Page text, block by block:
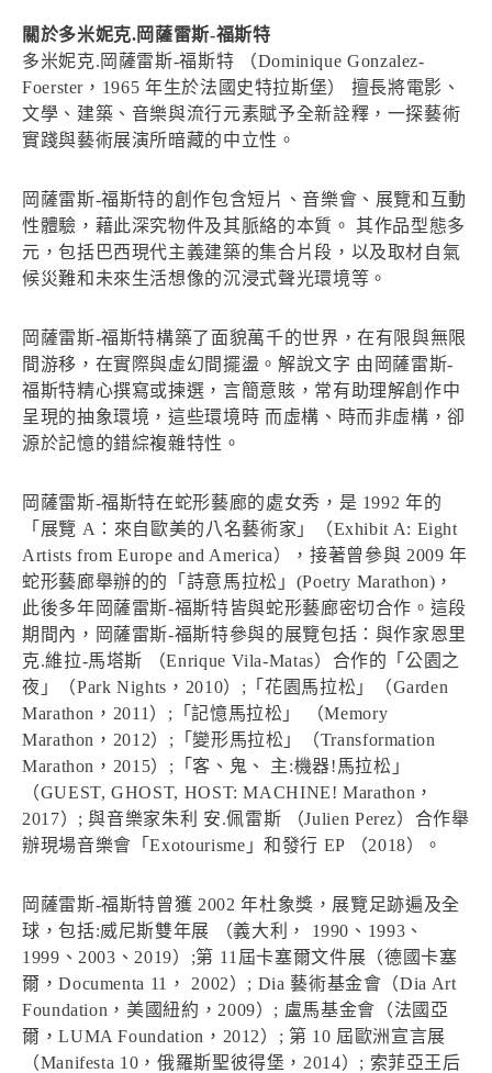
關於多米妮克.岡薩雷斯-福斯特
多米妮克.岡薩雷斯-福斯特 （Dominique Gonzalez-
Foerster，1965 年生於法國史特拉斯堡） 擅長將電影、
文學、建築、音樂與流行元素賦予全新詮釋，一探藝術
實踐與藝術展演所暗藏的中立性。
岡薩雷斯-福斯特的創作包含短片、音樂會、展覽和互動
性體驗，藉此深究物件及其脈絡的本質。 其作品型態多
元，包括巴西現代主義建築的集合片段，以及取材自氣
候災難和未來生活想像的沉浸式聲光環境等。
岡薩雷斯-福斯特構築了面貌萬千的世界，在有限與無限
間游移，在實際與虛幻間擺盪。解說文字 由岡薩雷斯-
福斯特精心撰寫或揀選，言簡意賅，常有助理解創作中
呈現的抽象環境，這些環境時 而虛構、時而非虛構，卻
源於記憶的錯綜複雜特性。
岡薩雷斯-福斯特在蛇形藝廊的處女秀，是 1992 年的
「展覽 A：來自歐美的八名藝術家」（Exhibit A: Eight
Artists from Europe and America），接著曾參與 2009 年
蛇形藝廊舉辦的的「詩意馬拉松」(Poetry Marathon)，
此後多年岡薩雷斯-福斯特皆與蛇形藝廊密切合作。這段
期間內，岡薩雷斯-福斯特參與的展覽包括：與作家恩里
克.維拉-馬塔斯 （Enrique Vila-Matas）合作的「公園之
夜」（Park Nights，2010）;「花園馬拉松」（Garden
Marathon，2011）;「記憶馬拉松」 （Memory
Marathon，2012）;「變形馬拉松」（Transformation
Marathon，2015）;「客、鬼、 主:機器!馬拉松」
（GUEST, GHOST, HOST: MACHINE! Marathon，
2017）; 與音樂家朱利 安.佩雷斯 （Julien Perez）合作舉
辦現場音樂會「Exotourisme」和發行 EP （2018）。
岡薩雷斯-福斯特曾獲 2002 年杜象獎，展覽足跡遍及全
球，包括:威尼斯雙年展 （義大利， 1990、1993、
1999、2003、2019）;第 11屆卡塞爾文件展（德國卡塞
爾，Documenta 11， 2002）; Dia 藝術基金會（Dia Art
Foundation，美國紐約，2009）; 盧馬基金會（法國亞
爾，LUMA Foundation，2012）; 第 10 屆歐洲宣言展
（Manifesta 10，俄羅斯聖彼得堡，2014）; 索菲亞王后